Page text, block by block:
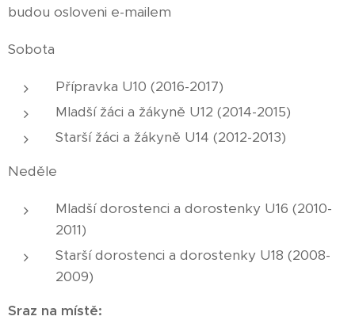
budou osloveni e-mailem
Sobota
Přípravka U10 (2016-2017)
Mladší žáci a žákyně U12 (2014-2015)
Starší žáci a žákyně U14 (2012-2013)
Neděle
Mladší dorostenci a dorostenky U16 (2010-
2011)
Starší dorostenci a dorostenky U18 (2008-
2009)
Sraz na místě: